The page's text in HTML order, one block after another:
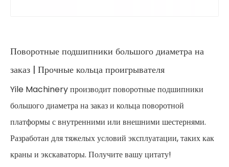
Поворотные подшипники большого диаметра на
заказ | Прочные кольца проигрывателя
Yile Machinery производит поворотные подшипники
большого диаметра на заказ и кольца поворотной
платформы с внутренними или внешними шестернями.
Разработан для тяжелых условий эксплуатации, таких как
краны и экскаваторы. Получите вашу цитату!